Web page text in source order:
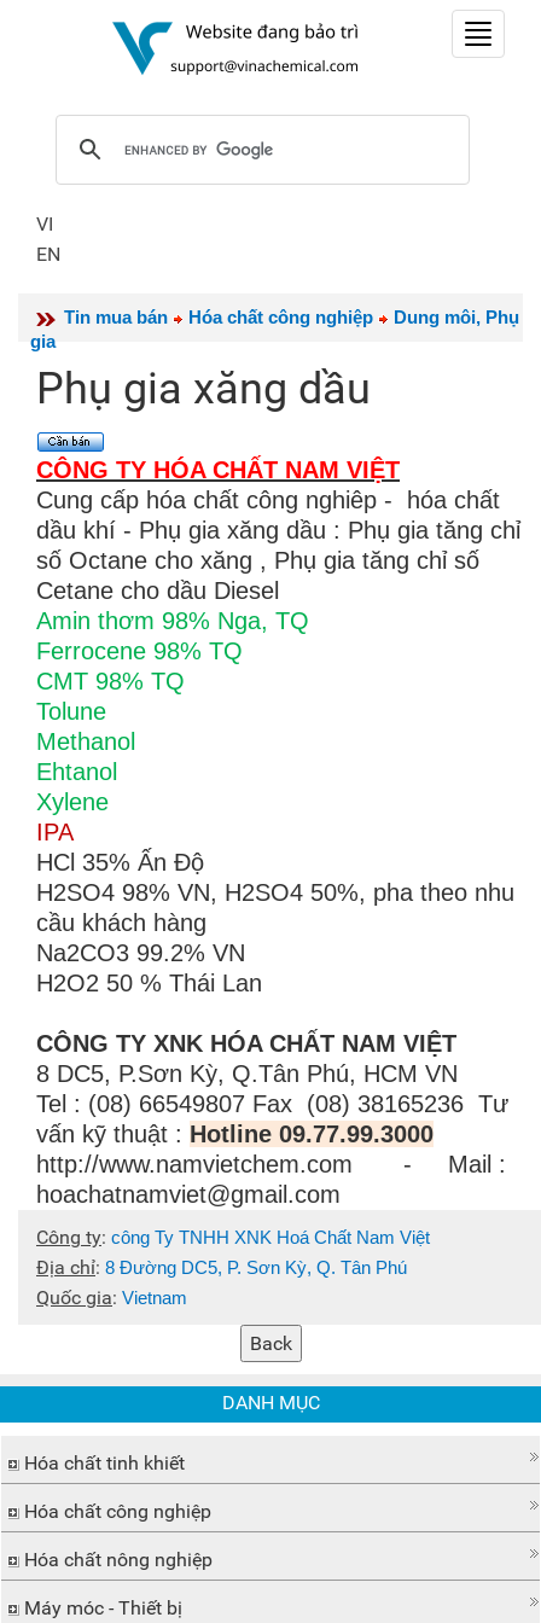
Toggle
VI
EN
Tin mua bán Hóa chất công nghiệp
Dung môi, Phụ
gia
Phụ gia xăng dầu
CÔNG TY HÓA CHẤT NAM VIỆT
Cung cấp hóa chất công nghiêp - hóa chất
dầu khí - Phụ gia xăng dầu : Phụ gia tăng chỉ
số Octane cho xăng , Phụ gia tăng chỉ số
Cetane cho dầu Diesel
Amin thơm 98% Nga, TQ
Ferrocene 98% TQ
CMT 98% TQ
Tolune
Methanol
Ehtanol
Xylene
IPA
HCl 35% Ấn Độ
H2SO4 98% VN, H2SO4 50%, pha theo nhu
cầu khách hàng
Na2CO3 99.2% VN
H2O2 50 % Thái Lan
CÔNG TY XNK HÓA CHẤT NAM VIỆT
8 DC5, P.Sơn Kỳ, Q.Tân Phú, HCM VN
Tel : (08) 66549807 Fax (08) 38165236 Tư
vấn kỹ thuật : Hotline 09.77.99.3000
http://www.namvietchem.com - Mail :
hoachatnamviet@gmail.com
Công ty: công Ty TNHH XNK Hoá Chất Nam Việt
Địa chỉ: 8 Đường DC5, P. Sơn Kỳ, Q. Tân Phú
Quốc gia: Vietnam
DANH MỤC
Hóa chất tinh khiết
Hóa chất công nghiệp
Hóa chất nông nghiệp
Máy móc - Thiết bị